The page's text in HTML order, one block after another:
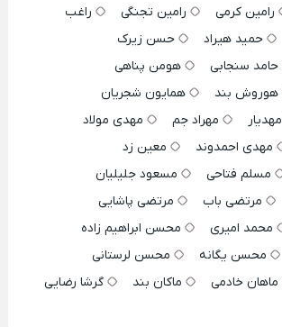
رامین کرمی رامین تجنگی
راغب
حمید هیراد
حسن زیرک
حامد سنجابی
هومن پناهی
هوروش بند
همایون شجریان
مهدیار مهراد جم
مهدی مولاد
مهدی احمدوند
معین زد
مسلم فتاحی
مسعود جلیلیان
مرتضی باب
مرتضی پاشایی
محمد امیری
محسن ابراهیم زاده
محسن یگانه
محسن لرستانی
ماهان خادمی ماکان بند
گرشا رضایی